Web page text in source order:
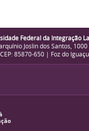
Federal da Integração
Joslin dos Santos,
CEP: 85870-650 | Foz do